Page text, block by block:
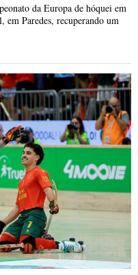
da Europa de hóquei em
Paredes, recuperando um